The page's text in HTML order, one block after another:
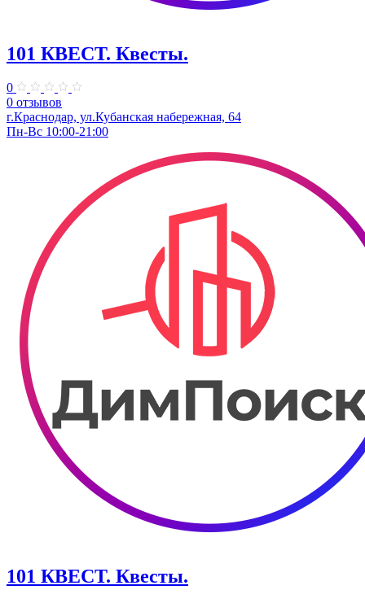
101 КВЕСТ. Квесты.
0
0 отзывов
г.Краснодар, ул.Кубанская набережная, 64
Пн-Вс 10:00-21:00
101 КВЕСТ. Квесты.